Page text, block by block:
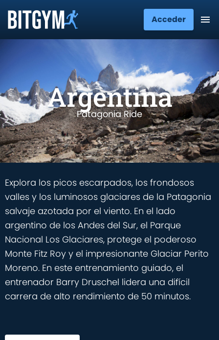
Acceder
Argentina
Patagonia Ride
Explora los picos escarpados, los frondosos
valles y los luminosos glaciares de la Patagonia
salvaje azotada por el viento. En el lado
argentino de los Andes del Sur, el Parque
Nacional Los Glaciares, protege el poderoso
Monte Fitz Roy y el impresionante Glaciar Perito
Moreno. En este entrenamiento guiado, el
entrenador Barry Druschel lidera una difícil
carrera de alto rendimiento de 50 minutos.